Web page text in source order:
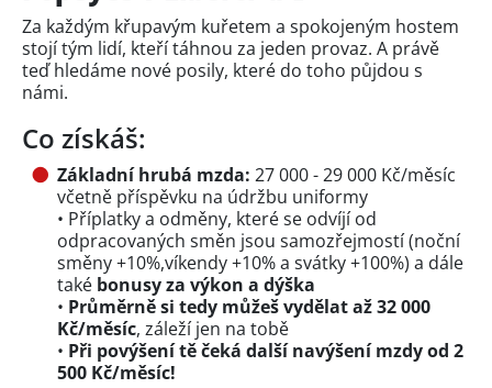
Za každým křupavým kuřetem a spokojeným hostem
stojí tým lidí, kteří táhnou za jeden provaz. A právě
teď hledáme nové posily, které do toho půjdou s
námi.
Co získáš:
Základní hrubá mzda: 27 000 - 29 000 Kč/měsíc
včetně příspěvku na údržbu uniformy
• Příplatky a odměny, které se odvíjí od
odpracovaných směn jsou samozřejmostí (noční
směny +10%,víkendy +10% a svátky +100%) a dále
také bonusy za výkon a dýška
• Průměrně si tedy můžeš vydělat až 32 000
Kč/měsíc, záleží jen na tobě
• Při povýšení tě čeká další navýšení mzdy od 2
500 Kč/měsíc!